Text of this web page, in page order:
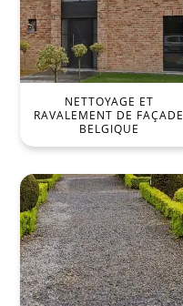
NETTOYAGE ET
RAVALEMENT DE FAÇADE
BELGIQUE